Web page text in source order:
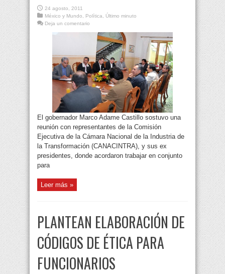
24 agosto, 2011
México y Mundo
Política
Último minuto
Deja un comentario
El gobernador Marco Adame Castillo sostuvo una
reunión con representantes de la Comisión
Ejecutiva de la Cámara Nacional de la Industria de
la Transformación (CANACINTRA), y sus ex
presidentes, donde acordaron trabajar en conjunto
para
Leer más »
PLANTEAN ELABORACIÓN DE
CÓDIGOS DE ÉTICA PARA
FUNCIONARIOS